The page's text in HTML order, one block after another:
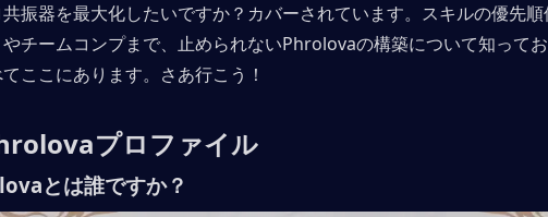
振器を最大化したいですか？カバーされています。スキルの優先
チームコンプまで、止められないPhrolovaの構築について知って
ここにあります。さあ行こう！
プロファイル
とは誰ですか？